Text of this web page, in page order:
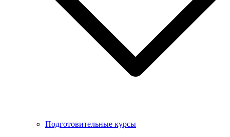
Подготовительные курсы